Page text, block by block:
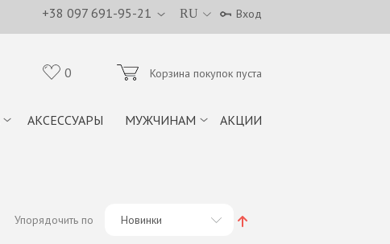
RU
+38 097 691-95-21 Вход
0 Корзина покупок пуста
АКСЕССУАРЫ МУЖЧИНАМ АКЦИИ
Упорядочить по Новинки